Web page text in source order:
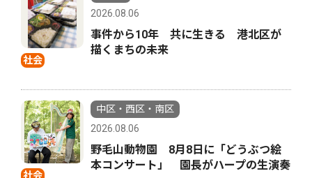
社会
2026.08.06
事件から10年 共に生きる 港北区が
描くまちの未来
社会
中区・西区・南区
2026.08.06
野毛山動物園 8月8日に「どうぶつ絵
本コンサート」 園長がハープの生演奏